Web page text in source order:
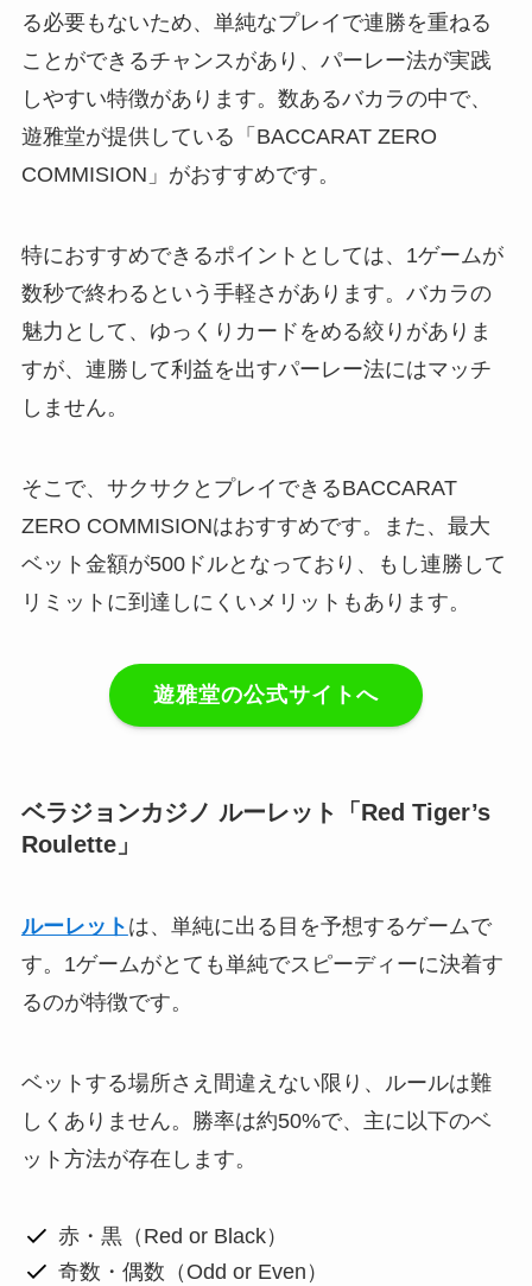
る必要もないため、単純なプレイで連勝を重ねる
ことができるチャンスがあり、パーレー法が実践
しやすい特徴があります。数あるバカラの中で、
遊雅堂が提供している「BACCARAT ZERO
COMMISION」がおすすめです。
特におすすめできるポイントとしては、1ゲームが
数秒で終わるという手軽さがあります。バカラの
魅力として、ゆっくりカードをめる絞りがありま
すが、連勝して利益を出すパーレー法にはマッチ
しません。
そこで、サクサクとプレイできるBACCARAT
ZERO COMMISIONはおすすめです。また、最大
ベット金額が500ドルとなっており、もし連勝して
リミットに到達しにくいメリットもあります。
遊雅堂の公式サイトへ
ベラジョンカジノ ルーレット「Red Tiger’s
Roulette」
ルーレット は、単純に出る目を予想するゲームで
す。1ゲームがとても単純でスピーディーに決着す
るのが特徴です。
ベットする場所さえ間違えない限り、ルールは難
しくありません。勝率は約50%で、主に以下のベ
ット方法が存在します。
赤・黒（Red or Black）
奇数・偶数（Odd or Even）